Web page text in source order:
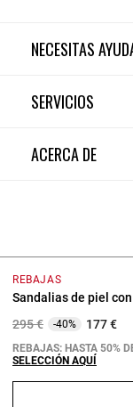
REBAJAS
Sandalias de piel
Price reduced from
295 €to-40% 177 €
REBAJAS: HASTA 50%
SELECCIÓN AQUÍ
NECESITAS
SERVICIOS
ACERCA DE
Condiciones
Política
Copyright ©